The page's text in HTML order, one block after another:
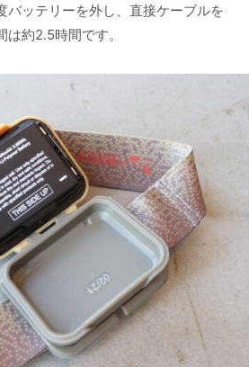
バッテリーを外し、直接ケーブルを
約2.5時間です。